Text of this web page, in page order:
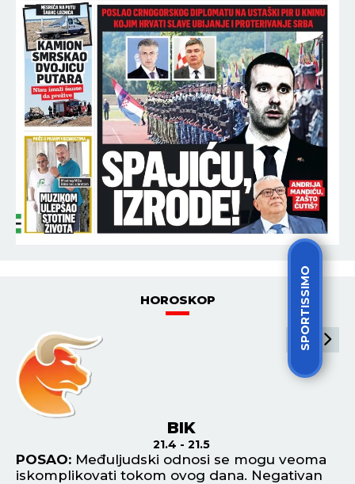
SPORTISSIMO
HOROSKOP
BIK
21.4 - 21.5
POSAO: Međuljudski odnosi se mogu veoma
iskomplikovati tokom ovog dana. Negativan